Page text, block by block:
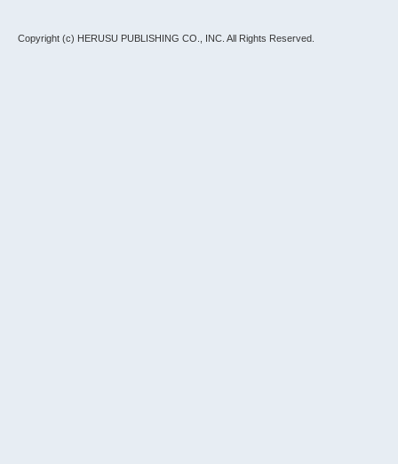
Copyright (c) HERUSU PUBLISHING CO., INC. All Rights Reserved.